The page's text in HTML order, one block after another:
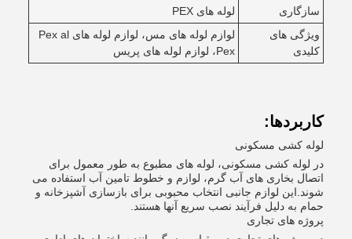
سازگاری
لوله های PEX
ویژگی های
کلیدی
لوازم لوله های مس، لوازم لوله های Pex al
Pex، لوازم لوله های پریس
کاربردها:
لوله کشی مسکونی
در لوله کشی مسکونی، لوله های مطبوع به طور معمول برای
اتصال بخاری های آب گرم، لوازم و خطوط تامین آب استفاده می
شوند.این لوازم جانبی انتخاب محبوبی برای بازسازی آشپزخانه و
حمام به دلیل فرآیند نصب سریع آنها هستند.
پروژه های تجاری